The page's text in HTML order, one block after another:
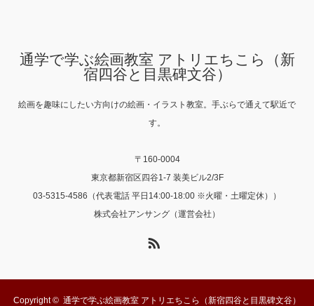
通学で学ぶ絵画教室 アトリエちこら（新
宿四谷と目黒碑文谷）
絵画を趣味にしたい方向けの絵画・イラスト教室。手ぶらで通えて駅近で
す。
〒160-0004
東京都新宿区四谷1-7 装美ビル2/3F
03-5315-4586（代表電話 平日14:00-18:00 ※火曜・土曜定休））
株式会社アンサング（運営会社）
Copyright © 通学で学ぶ絵画教室 アトリエちこら（新宿四谷と目黒碑文谷）